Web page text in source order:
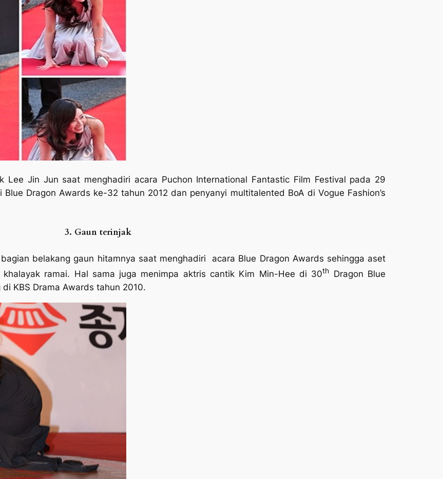
Lee Jin Jun saat menghadiri acara Puchon International Fantastic Film Festival pada 29
Dragon Awards ke-32 tahun 2012 dan penyanyi multitalented BoA di Vogue Fashion’s
3. Gaun terinjak
belakang gaun hitamnya saat menghadiri acara Blue Dragon Awards sehingga aset
ramai. Hal sama juga menimpa aktris cantik Kim Min-Hee di 30th Dragon Blue
KBS Drama Awards tahun 2010.